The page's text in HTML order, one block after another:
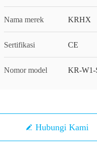
Nama merek KRHX
Sertifikasi CE
Nomor model KR-W1-
Hubungi Kami